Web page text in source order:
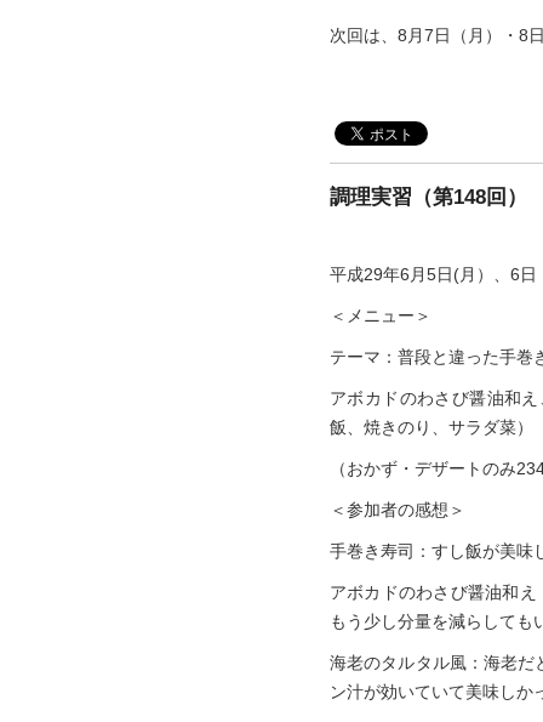
次回は、8月7日（月）・8
調理実習（第148回）
平成29年6月5日(月）、6
＜メニュー＞
テーマ：普段と違った手巻
アボカドのわさび醤油和
飯、焼きのり、サラダ菜）
（おかず・デザートのみ
＜参加者の感想＞
手巻き寿司：すし飯が美味
アボカドのわさび醤油和
もう少し分量を減らしても
海老のタルタル風：海老だ
ン汁が効いていて美味しか